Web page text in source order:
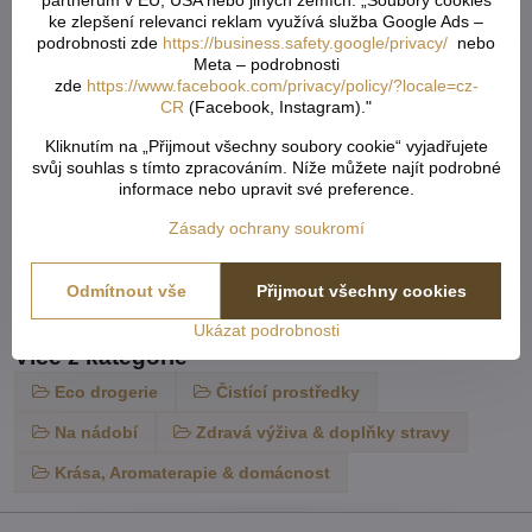
přípravku na houbičku nebo kartáč. Obvykle postačuje 1 - 2
stisknutí pumpičky - množství přípravku se může lišit v závislosti na
stupni znečištění nádobí. Umyjte nádobí a opláchněte je čistou
vodou.
Aqua. Obsahuje méně 5% aniontových povrchově aktivních látek,
Parfum (Hexyl, Cinnamal)
500 ml | 1000 ml náhradní náplň
Typ vůně: svěží květinová
Více z kategorie
Eco drogerie Čistící prostředky
Na nádobí Zdravá výživa & doplňky stravy
Krása, Aromaterapie & domácnost
ke zlepšení relevanci reklam využívá služba Google Ads –
podrobnosti zde https://business.safety.google/privacy/ nebo
Meta – podrobnosti
zde https://www.facebook.com/privacy/policy/?locale=cz-
CR (Facebook, Instagram)."
Kliknutím na „Přijmout všechny soubory cookie“ vyjadřujete
svůj souhlas s tímto zpracováním. Níže můžete najít podrobné
informace nebo upravit své preference.
Zásady ochrany soukromí
Ukázat podrobnosti
Přijmout všechny cookies
Odmítnout vše